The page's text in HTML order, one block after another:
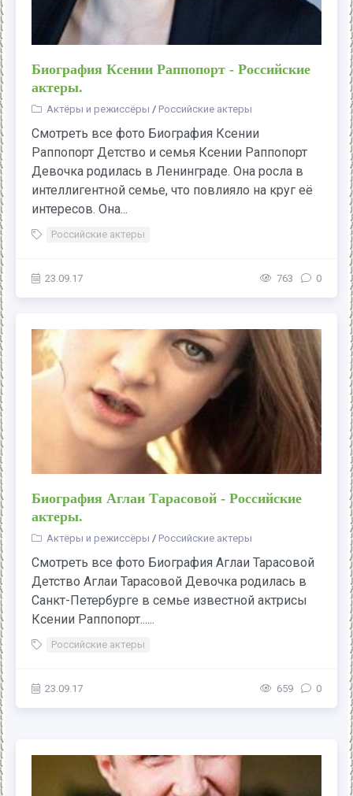
Биография Ксении Раппопорт - Российские
актеры.
Актёры и режиссёры / Российские актеры
Смотреть все фото Биография Ксении
Раппопорт Детство и семья Ксении Раппопорт
Девочка родилась в Ленинграде. Она росла в
интеллигентной семье, что повлияло на круг её
интересов. Она...
Российские актеры
23.09.17 763 0
Биография Аглаи Тарасовой - Российские
актеры.
Актёры и режиссёры / Российские актеры
Смотреть все фото Биография Аглаи Тарасовой
Детство Аглаи Тарасовой Девочка родилась в
Санкт-Петербурге в семье известной актрисы
Ксении Раппопорт......
Российские актеры
23.09.17 659 0